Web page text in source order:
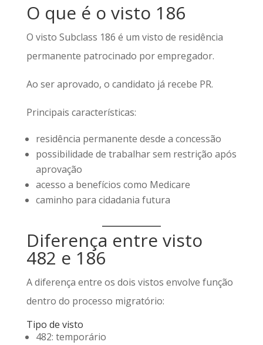
O que é o visto 186
O visto Subclass 186 é um visto de residência
permanente patrocinado por empregador.
Ao ser aprovado, o candidato já recebe PR.
Principais características:
residência permanente desde a concessão
possibilidade de trabalhar sem restrição após
aprovação
acesso a benefícios como Medicare
caminho para cidadania futura
Diferença entre visto
482 e 186
A diferença entre os dois vistos envolve função
dentro do processo migratório:
Tipo de visto
482: temporário